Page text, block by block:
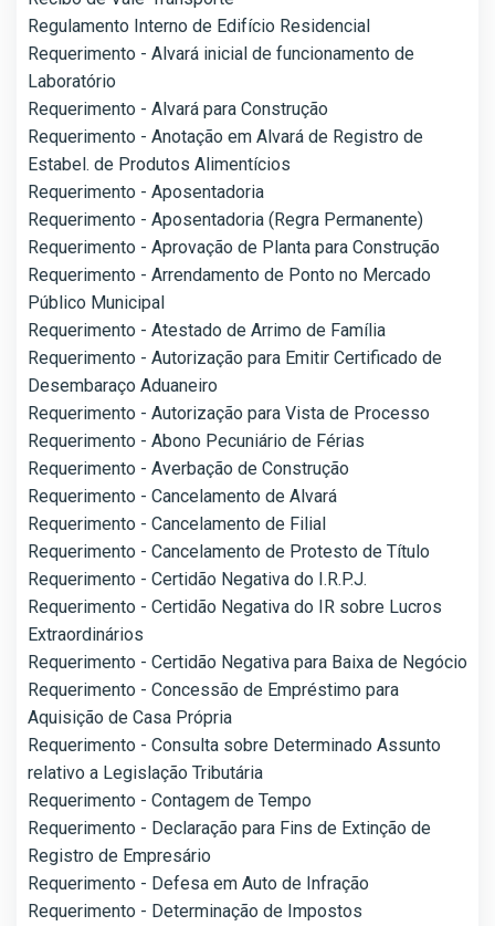
Regulamento Interno de Edifício Residencial
Requerimento - Alvará inicial de funcionamento de
Laboratório
Requerimento - Alvará para Construção
Requerimento - Anotação em Alvará de Registro de
Estabel. de Produtos Alimentícios
Requerimento - Aposentadoria
Requerimento - Aposentadoria (Regra Permanente)
Requerimento - Aprovação de Planta para Construção
Requerimento - Arrendamento de Ponto no Mercado
Público Municipal
Requerimento - Atestado de Arrimo de Família
Requerimento - Autorização para Emitir Certificado de
Desembaraço Aduaneiro
Requerimento - Autorização para Vista de Processo
Requerimento - Abono Pecuniário de Férias
Requerimento - Averbação de Construção
Requerimento - Cancelamento de Alvará
Requerimento - Cancelamento de Filial
Requerimento - Cancelamento de Protesto de Título
Requerimento - Certidão Negativa do I.R.P.J.
Requerimento - Certidão Negativa do IR sobre Lucros
Extraordinários
Requerimento - Certidão Negativa para Baixa de Negócio
Requerimento - Concessão de Empréstimo para
Aquisição de Casa Própria
Requerimento - Consulta sobre Determinado Assunto
relativo a Legislação Tributária
Requerimento - Contagem de Tempo
Requerimento - Declaração para Fins de Extinção de
Registro de Empresário
Requerimento - Defesa em Auto de Infração
Requerimento - Determinação de Impostos